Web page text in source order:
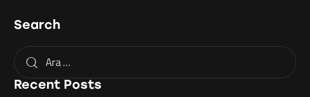
Search
Recent Posts